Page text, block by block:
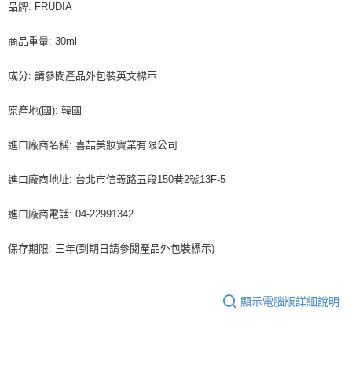
品牌: FRUDIA
商品重量: 30ml
成分: 請參閱產品外包裝英文標示
原產地(國): 韓國
進口廠商名稱: 喜喆美妝實業有限公司
進口廠商地址: 台北市信義路五段150巷2號13F-5
進口廠商電話: 04-22991342
保存期限: 三年(到期日請參閱產品外包裝標示)
顯示電腦版詳細說明